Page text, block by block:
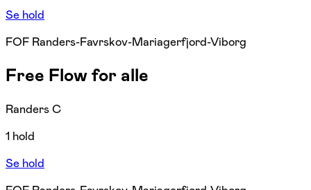
Se hold
FOF Randers-Favrskov-Mariagerfjord-Viborg
Free Flow for alle
Randers C
1 hold
Se hold